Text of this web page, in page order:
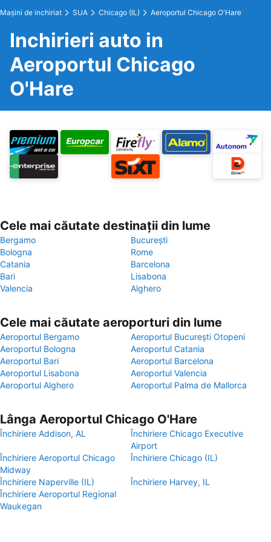
Maşini de inchiriat SUA Chicago (IL) Aeroportul Chicago O'Hare
Inchirieri auto in
Aeroportul Chicago
O'Hare
Cele mai căutate destinații din lume
Bergamo
București
Bologna
Rome
Catania
Barcelona
Bari
Lisabona
Valencia
Alghero
Cele mai căutate aeroporturi din lume
Aeroportul Bergamo
Aeroportul București Otopeni
Aeroportul Bologna
Aeroportul Catania
Aeroportul Bari
Aeroportul Barcelona
Aeroportul Lisabona
Aeroportul Valencia
Aeroportul Alghero
Aeroportul Palma de Mallorca
Lânga Aeroportul Chicago O'Hare
Închiriere Addison, AL
Închiriere Chicago Executive
Airport
Închiriere Aeroportul Chicago
Midway
Închiriere Chicago (IL)
Închiriere Naperville (IL)
Închiriere Harvey, IL
Închiriere Aeroportul Regional
Waukegan